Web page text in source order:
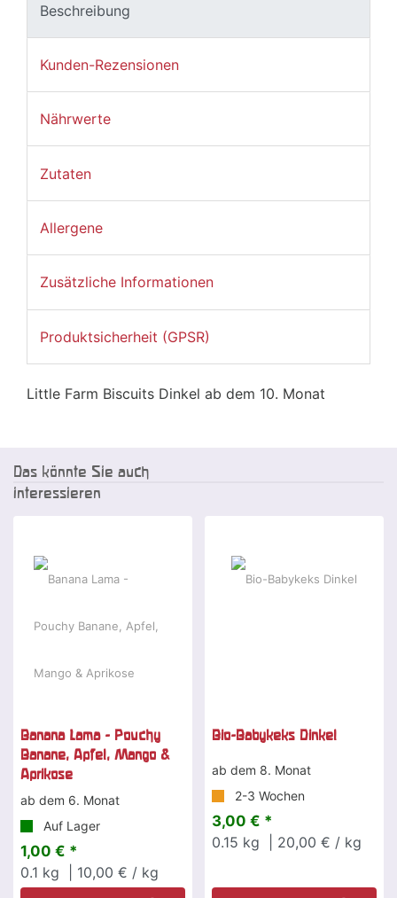
Beschreibung
Kunden-Rezensionen
Nährwerte
Zutaten
Allergene
Zusätzliche Informationen
Produktsicherheit (GPSR)
Little Farm Biscuits Dinkel ab dem 10. Monat
Das könnte Sie auch
interessieren
Banana Lama - Pouchy
Banane, Apfel, Mango &
Aprikose
ab dem 6. Monat
Auf Lager
1,00 € *
0.1 kg | 10,00 € / kg
Bio-Babykeks Dinkel
ab dem 8. Monat
2-3 Wochen
3,00 € *
0.15 kg | 20,00 € / kg